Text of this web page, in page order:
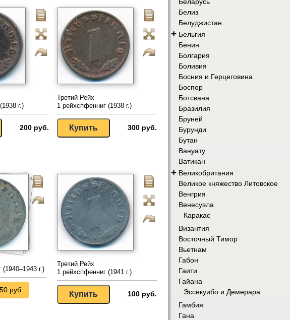
г.)
200 руб.
Третий Рейх
1 рейхспфенниг (1938 г.)
300 руб.
г.)
руб.
Третий Рейх
1 рейхспфенниг (1941 г.)
100 руб.
Белиз
Белуджистан.
+ Бельгия
Бенин
Болгария
Боливия
Босния и Герцеговина
Боспор
Ботсвана
Бразилия
Бруней
Бурунди
Бутан
Вануату
Ватикан
+ Великобритания
Великое княжество Литовское
Венгрия
Венесуэла
Каракас
Византия
Восточный Тимор
Вьетнам
Габон
Гаити
Гайана
Эссекуибо и Демерара
Гамбия
Гана